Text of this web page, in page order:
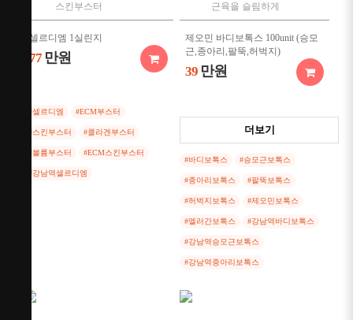
스킨부스터
셀르디엠 1실린지
77 만원
#셀르디엠 #ECM부스터
#스킨부스터 #콜라겐부스터
#볼륨부스터 #ECM스킨부스터
#강남역셀르디엠
근육을 슬림하게
제오민 바디보톡스 100unit (승모
근,종아리,팔뚝,허벅지)
39 만원
엘러간 바디보톡스
100unit (승모근,종아리,팔
뚝,허벅지)
49 만원
더보기
#바디보톡스 #승모근보톡스
#종아리보톡스 #팔뚝보톡스
#허벅지보톡스 #제오민보톡스
#엘러간보톡스 #강남역바디보톡스
#강남역승모근보톡스
#강남역종아리보톡스